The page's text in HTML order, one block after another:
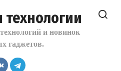
технологии
и новинок
гаджетов.